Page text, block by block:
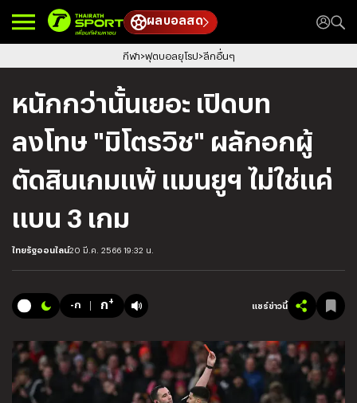
ผลบอลสด
กีฬา ฟุตบอลยุโรป ลีกอื่นๆ
หนักกว่านั้นเยอะ เปิดบท
ลงโทษ "มิโตรวิช" ผลักอกผู้
ตัดสินเกมแพ้ แมนยูฯ ไม่ใช่แค่
แบน 3 เกม
ไทยรัฐออนไลน์20 มี.ค. 2566 19:32 น.
-ก ก+ แชร์ข่าวนี้